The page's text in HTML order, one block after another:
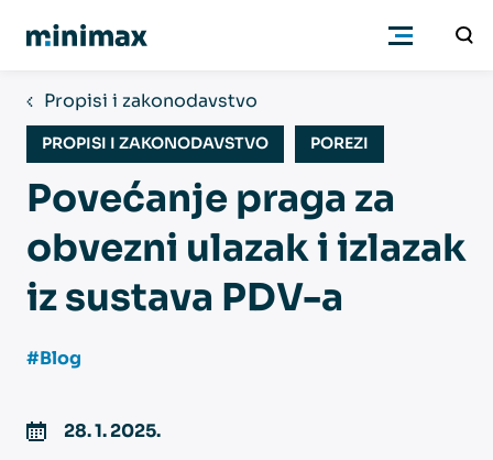
Poduzetnici
Računovođe
Program
Propisi i zakonodavstvo
PROPISI I ZAKONODAVSTVO POREZI
Povećanje praga za
obvezni ulazak i izlazak
iz sustava PDV-a
#Blog
28. 1. 2025.